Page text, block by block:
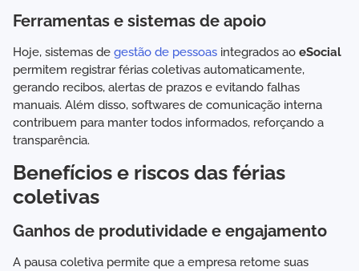
Ferramentas e sistemas de apoio
Hoje, sistemas de gestão de pessoas integrados ao eSocial
permitem registrar férias coletivas automaticamente,
gerando recibos, alertas de prazos e evitando falhas
manuais. Além disso, softwares de comunicação interna
contribuem para manter todos informados, reforçando a
transparência.
Benefícios e riscos das férias
coletivas
Ganhos de produtividade e engajamento
A pausa coletiva permite que a empresa retome suas